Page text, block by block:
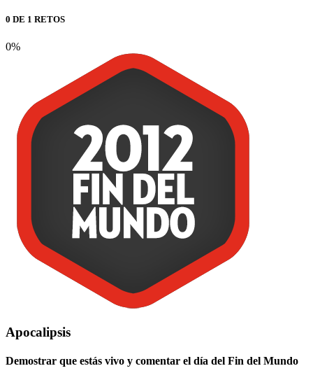
0 DE 1 RETOS
0%
Apocalipsis
Demostrar que estás vivo y comentar el día del Fin del Mundo